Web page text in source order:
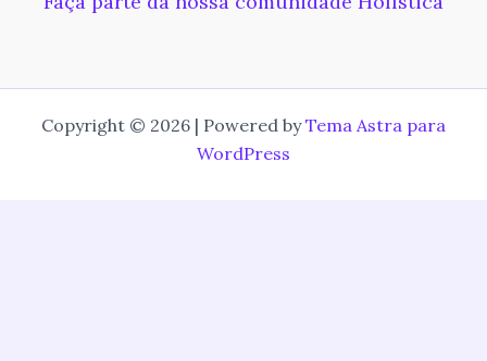
Copyright © 2026 | Powered byTema Astra para
WordPress